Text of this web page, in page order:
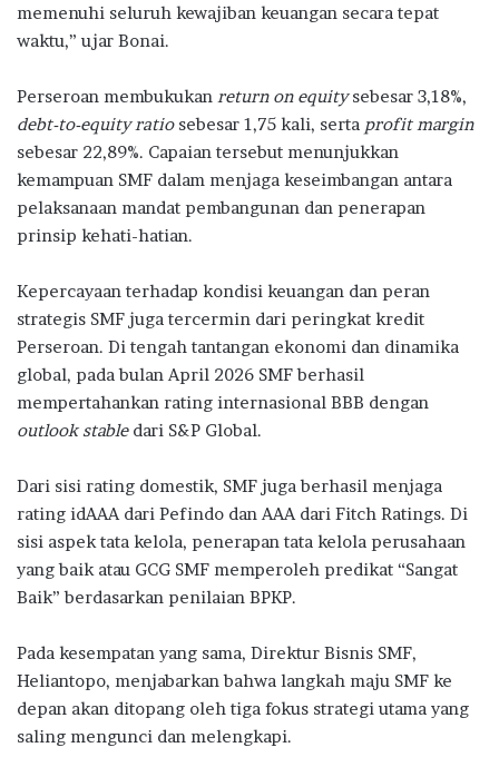
memenuhi seluruh kewajiban keuangan secara tepat
waktu,” ujar Bonai.
Perseroan membukukan return on equitysebesar 3,18%,
debt-to-equity ratiosebesar 1,75 kali, serta profit margin
sebesar 22,89%. Capaian tersebut menunjukkan
kemampuan SMF dalam menjaga keseimbangan antara
pelaksanaan mandat pembangunan dan penerapan
prinsip kehati-hatian.
Kepercayaan terhadap kondisi keuangan dan peran
strategis SMF juga tercermin dari peringkat kredit
Perseroan. Di tengah tantangan ekonomi dan dinamika
global, pada bulan April 2026 SMF berhasil
mempertahankan rating internasional BBB dengan
outlook stable dari S&P Global.
Dari sisi rating domestik, SMF juga berhasil menjaga
rating idAAA dari Pefindo dan AAA dari Fitch Ratings. Di
sisi aspek tata kelola, penerapan tata kelola perusahaan
yang baik atau GCG SMF memperoleh predikat “Sangat
Baik” berdasarkan penilaian BPKP.
Pada kesempatan yang sama, Direktur Bisnis SMF,
Heliantopo, menjabarkan bahwa langkah maju SMF ke
depan akan ditopang oleh tiga fokus strategi utama yang
saling mengunci dan melengkapi.